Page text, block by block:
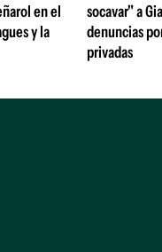
en el
y la
socavar" a
denuncias
privadas